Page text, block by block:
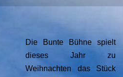
Die Bunte Bühne spielt
dieses Jahr zu
Weihnachten das Stück